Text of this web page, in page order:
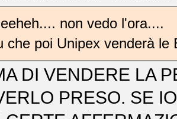
non vedo l'ora....
che poi Unipex venderà le
DI VENDERE LA
PRESO. SE